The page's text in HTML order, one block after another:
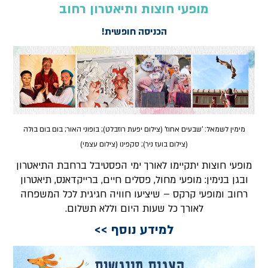
מופעי חוצות ותיאטרון רחוב
הכניסה חופשית!
מימין לשמאל: 'שבעים אחוז' (צילום יפעת רוזבלט); בופוני האור; בום בום בולה
(צילום בועז ניר); סקפינו (צילום עצמי)
מופעי חוצות יתקיימו לאורך ימי הפסטיבל ברחבת התיאטרון
ובגן בנימין: מופעי מחול, פסלים חיים, ברייקדאנס, תיאטרון
רחוב ומופעי קרקס – שיציעו חוויה חגיגית לכל המשפחה
לאורך כל שעות היום וללא תשלום.
למידע נוסף >>